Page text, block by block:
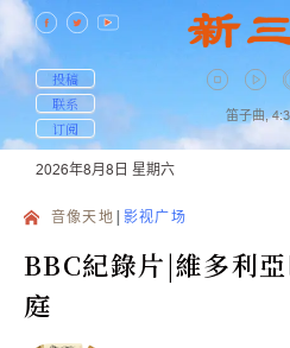
投稿
联系
订阅
笛子曲,
2026年8月8日 星期六
音像天地 影视广场
BBC紀錄片|維多利
庭